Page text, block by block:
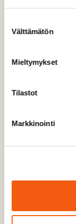
valinta
Välttämätön
Mieltymykset
Tilastot
Markkinointi
vaatimukset
projektissa
palveluihimme
valikoiman